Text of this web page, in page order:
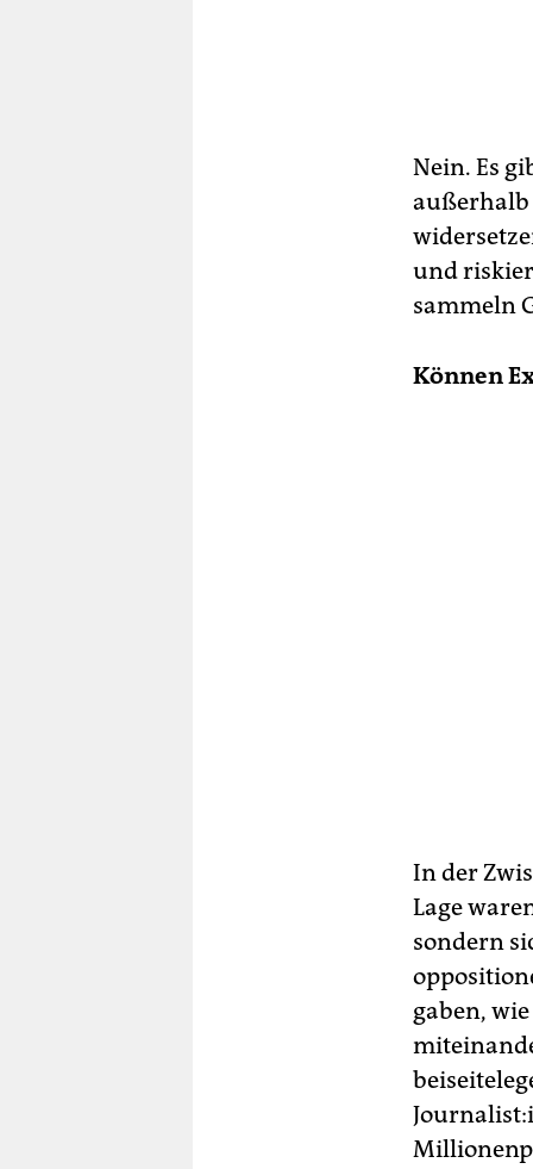
Nein. Es
außerhalb
und
sammeln
Können
In der
Lage
sondern
gaben,